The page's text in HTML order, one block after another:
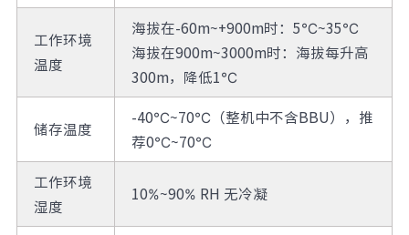
工作环境
温度
海拔在-60m~+900m时：5℃~35℃
海拔在900m~3000m时：海拔每升高
300m，降低1℃
储存温度
-40℃~70℃（整机中不含BBU），推
荐0℃~70℃
工作环境
湿度
10%~90% RH 无冷凝